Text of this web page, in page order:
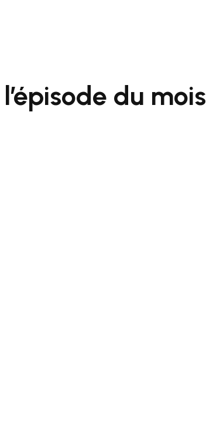
l’épisode du mois